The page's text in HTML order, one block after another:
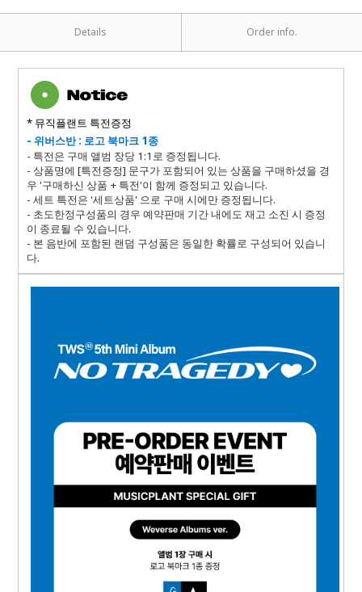
Details Order info.
* 뮤직플랜트 특전증정
- 위버스반 : 로고 북마크 1종
- 특전은 구매 앨범 장당 1:1로 증정됩니다.
- 상품명에 [특전증정] 문구가 포함되어 있는 상품을 구매하셨을 경
우 '구매하신 상품 + 특전'이 함께 증정되고 있습니다.
- 세트 특전은 '세트상품' 으로 구매 시에만 증정됩니다.
- 초도한정구성품의 경우 예약판매 기간 내에도 재고 소진 시 증정
이 종료될 수 있습니다.
- 본 음반에 포함된 랜덤 구성품은 동일한 확률로 구성되어 있습니
다.